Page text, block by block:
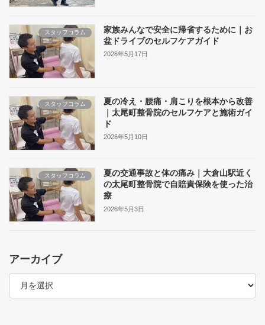
スタッフコラム
家族みんなで安全に帰省するために｜お
盆ドライブのセルフケアガイド
2026年5月17日
スタッフコラム
夏の冷え・腰痛・肩こりを根本から改善
｜太尾町整骨院のセルフケアと施術ガイ
ド
2026年5月10日
スタッフコラム
夏の交通事故と体の痛み｜大倉山駅近く
の太尾町整骨院で自賠責保険を使った治
療
2026年5月3日
アーカイブ
ア